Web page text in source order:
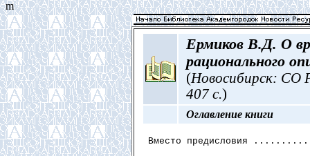
m
Ермиков В.Д. О
рационального
(Новосибирск: СО
407 с.)
Оглавление книги
Вместо предисловия